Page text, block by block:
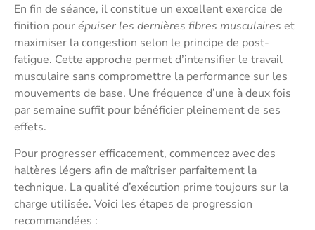
En fin de séance, il constitue un excellent exercice de
finition pourépuiser les dernières fibres musculaires et
maximiser la congestion selon le principe de post-
fatigue. Cette approche permet d’intensifier le travail
musculaire sans compromettre la performance sur les
mouvements de base. Une fréquence d’une à deux fois
par semaine suffit pour bénéficier pleinement de ses
effets.
Pour progresser efficacement, commencez avec des
haltères légers afin de maîtriser parfaitement la
technique. La qualité d’exécution prime toujours sur la
charge utilisée. Voici les étapes de progression
recommandées :